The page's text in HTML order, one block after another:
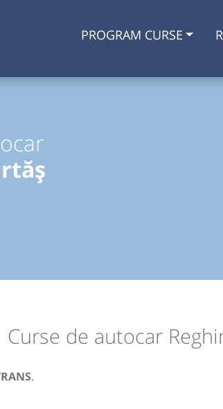
PROGRAM CURSE
Curse de autocar
.